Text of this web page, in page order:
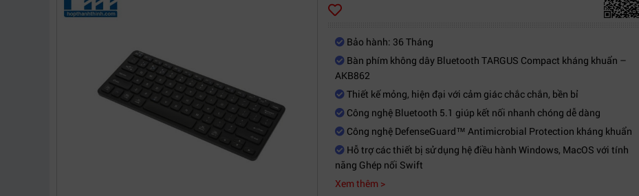
Bảo hành: 36 Tháng
Bàn phím không dây Bluetooth TARGUS Compact kháng khuẩn –
AKB862
Thiết kế mỏng, hiện đại với cảm giác chắc chắn, bền bỉ
Công nghệ Bluetooth 5.1 giúp kết nối nhanh chóng dễ dàng
Công nghệ DefenseGuard™ Antimicrobial Protection kháng khuẩn
Hỗ trợ các thiết bị sử dụng hệ điều hành Windows, MacOS với tính
năng Ghép nối Swift
Xem thêm >